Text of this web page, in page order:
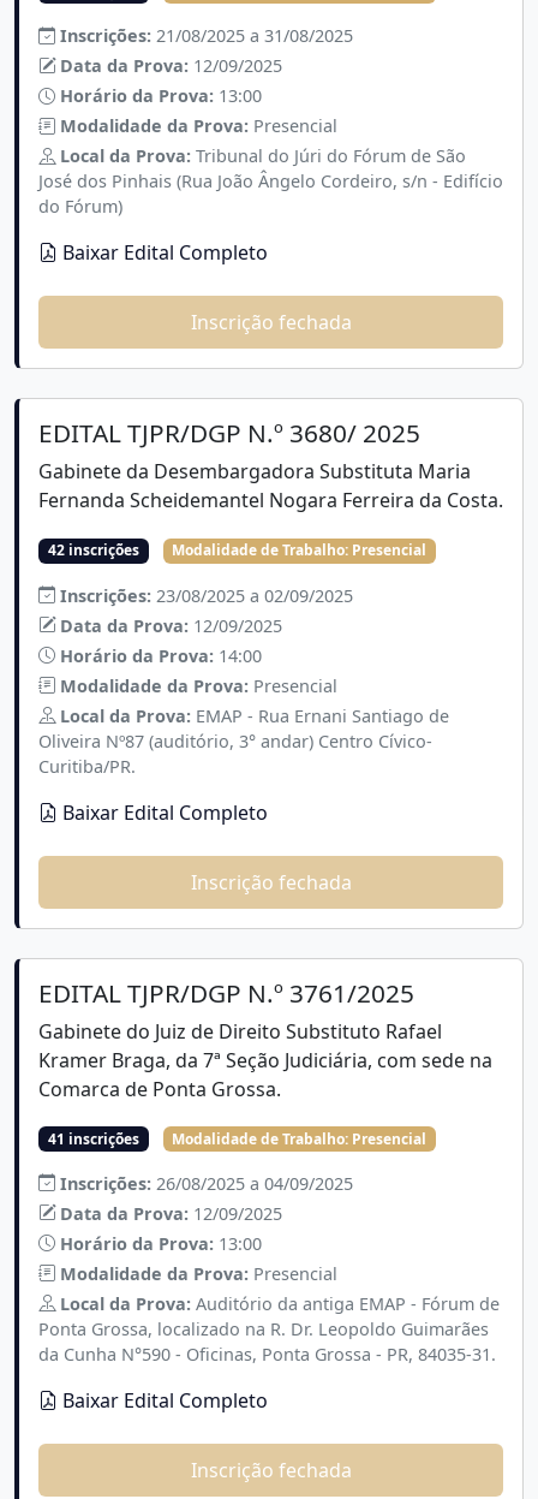
Inscrições: 21/08/2025 a 31/08/2025
Data da Prova: 12/09/2025
Horário da Prova: 13:00
Modalidade da Prova: Presencial
Local da Prova: Tribunal do Júri do Fórum de São
José dos Pinhais (Rua João Ângelo Cordeiro, s/n - Edifício
do Fórum)
Baixar Edital Completo
Inscrição fechada
EDITAL TJPR/DGP N.º 3680/ 2025
Gabinete da Desembargadora Substituta Maria
Fernanda Scheidemantel Nogara Ferreira da Costa.
42 inscrições Modalidade de Trabalho: Presencial
Inscrições: 23/08/2025 a 02/09/2025
Data da Prova: 12/09/2025
Horário da Prova: 14:00
Modalidade da Prova: Presencial
Local da Prova: EMAP - Rua Ernani Santiago de
Oliveira Nº87 (auditório, 3° andar) Centro Cívico-
Curitiba/PR.
Baixar Edital Completo
Inscrição fechada
EDITAL TJPR/DGP N.º 3761/2025
Gabinete do Juiz de Direito Substituto Rafael
Kramer Braga, da 7ª Seção Judiciária, com sede na
Comarca de Ponta Grossa.
41 inscrições Modalidade de Trabalho: Presencial
Inscrições: 26/08/2025 a 04/09/2025
Data da Prova: 12/09/2025
Horário da Prova: 13:00
Modalidade da Prova: Presencial
Local da Prova: Auditório da antiga EMAP - Fórum de
Ponta Grossa, localizado na R. Dr. Leopoldo Guimarães
da Cunha N°590 - Oficinas, Ponta Grossa - PR, 84035-31.
Baixar Edital Completo
Inscrição fechada